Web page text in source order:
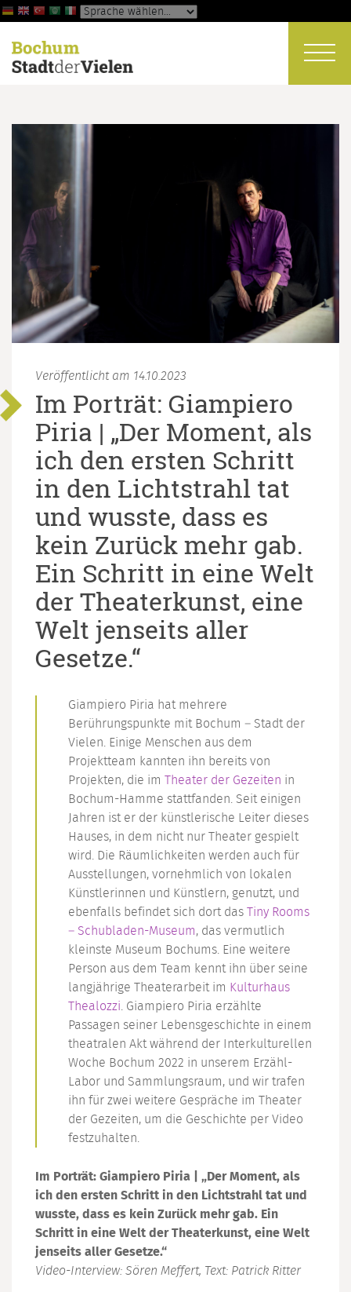
Veröffentlicht am 14.10.2023
Im Porträt: Giampiero
Piria | „Der Moment, als
ich den ersten Schritt
in den Lichtstrahl tat
und wusste, dass es
kein Zurück mehr gab.
Ein Schritt in eine Welt
der Theaterkunst, eine
Welt jenseits aller
Gesetze.“
Giampiero Piria hat mehrere
Berührungspunkte mit Bochum – Stadt der
Vielen. Einige Menschen aus dem
Projektteam kannten ihn bereits von
Projekten, die im Theater der Gezeiten in
Bochum-Hamme stattfanden. Seit einigen
Jahren ist er der künstlerische Leiter dieses
Hauses, in dem nicht nur Theater gespielt
wird. Die Räumlichkeiten werden auch für
Ausstellungen, vornehmlich von lokalen
Künstlerinnen und Künstlern, genutzt, und
ebenfalls befindet sich dort das Tiny Rooms
– Schubladen-Museum, das vermutlich
kleinste Museum Bochums. Eine weitere
Person aus dem Team kennt ihn über seine
langjährige Theaterarbeit im Kulturhaus
Thealozzi . Giampiero Piria erzählte
Passagen seiner Lebensgeschichte in einem
theatralen Akt während der Interkulturellen
Woche Bochum 2022 in unserem Erzähl-
Labor und Sammlungsraum, und wir trafen
ihn für zwei weitere Gespräche im Theater
der Gezeiten, um die Geschichte per Video
festzuhalten.
Im Porträt: Giampiero Piria | „Der Moment, als
ich den ersten Schritt in den Lichtstrahl tat und
wusste, dass es kein Zurück mehr gab. Ein
Schritt in eine Welt der Theaterkunst, eine Welt
jenseits aller Gesetze.“
Video-Interview: Sören Meffert, Text: Patrick Ritter